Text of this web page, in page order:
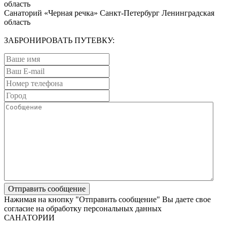
Санаторий «Черная речка» Санкт-Петербург Ленинградская
область
ЗАБРОНИРОВАТЬ ПУТЕВКУ:
Нажимая на кнопку "Отправить сообщение" Вы даете свое
согласие на обработку персональных данных
САНАТОРИИ